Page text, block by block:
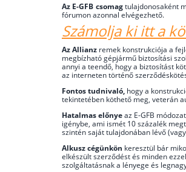
Az E-GFB csomagtulajdonosaként
fórumon azonnal elvégezhető.
Számolja ki itt a
Az Allianz remek konstrukciója a
megbízható gépjármű biztosítási
annyi a teendő, hogy a biztosítást
az interneten történő
Fontos tudnivaló, hogy a
tekintetében köthető meg, veterán
Hatalmas előnyeaz E-GFB
igénybe, ami ismét 10 százalék
szintén saját tulajdonában lévő
Alkusz cégünkön keresztül bár
elkészült szerződést és minden
szolgáltatásnak a lényege és